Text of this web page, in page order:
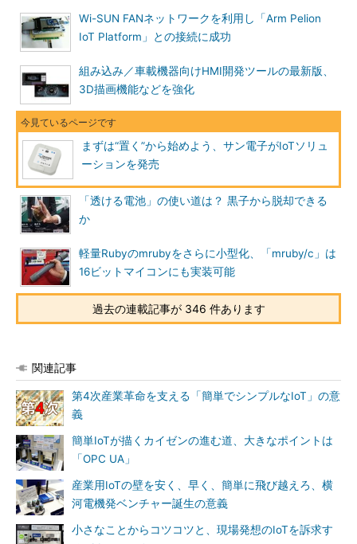
Wi-SUN FANネットワークを利用し「Arm Pelion
IoT Platform」との接続に成功
組み込み／車載機器向けHMI開発ツールの最新版、
3D描画機能などを強化
まずは“置く”から始めよう、サン電子がIoTソリュ
ーションを発売
「透ける電池」の使い道は？ 黒子から脱却できる
か
軽量Rubyのmrubyをさらに小型化、「mruby/c」は
16ビットマイコンにも実装可能
過去の連載記事が 346 件あります
関連記事
第4次産業革命を支える「簡単でシンプルなIoT」の意
義
簡単IoTが描くカイゼンの進む道、大きなポイントは
「OPC UA」
産業用IoTの壁を安く、早く、簡単に飛び越えろ、横
河電機発ベンチャー誕生の意義
小さなことからコツコツと、現場発想のIoTを訴求す